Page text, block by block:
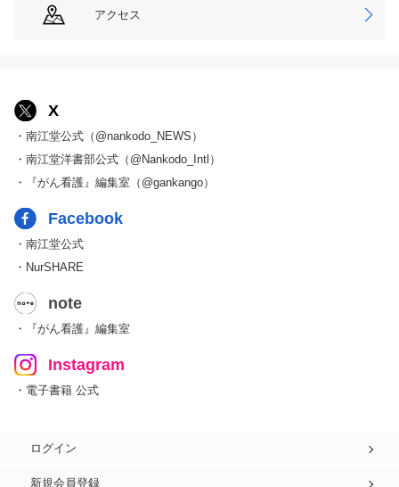
アクセス
X
・南江堂公式（@nankodo_NEWS）
・南江堂洋書部公式（@Nankodo_Intl）
・『がん看護』編集室（@gankango）
Facebook
・南江堂公式
・NurSHARE
note
・『がん看護』編集室
Instagram
・電子書籍 公式
ログイン
新規会員登録